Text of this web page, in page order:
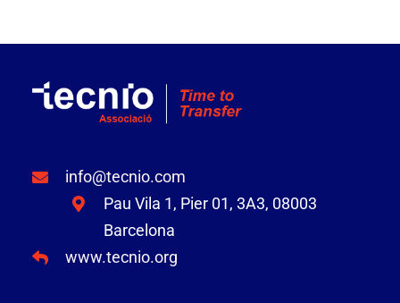
info@tecnio.com
Pau Vila 1, Pier 01, 3A3, 08003
Barcelona
www.tecnio.org